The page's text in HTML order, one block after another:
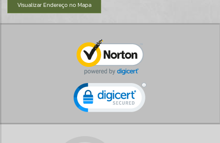
Visualizar Endereço no Mapa